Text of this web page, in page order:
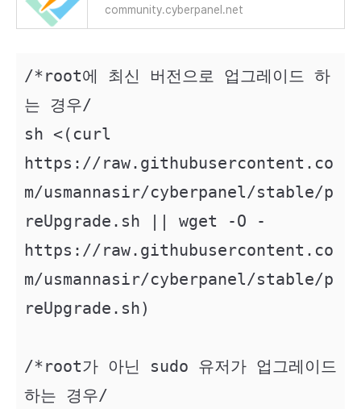
community.cyberpanel.net
/*root에 최신 버전으로 업그레이드 하
는 경우/
sh <(curl
https://raw.githubusercontent.co
m/usmannasir/cyberpanel/stable/p
reUpgrade.sh || wget -O -
https://raw.githubusercontent.co
m/usmannasir/cyberpanel/stable/p
reUpgrade.sh)
/*root가 아닌 sudo 유저가 업그레이드
하는 경우/